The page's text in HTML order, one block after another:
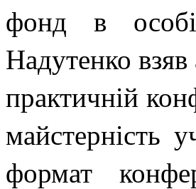
фонд в
Надутенко взяв
практичній
майстерність
формат